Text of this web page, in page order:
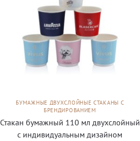
БУМАЖНЫЕ ДВУХСЛОЙНЫЕ СТАКАНЫ С
БРЕНДИРОВАНИЕМ
Стакан бумажный 110 мл двухслойный
с индивидуальным дизайном